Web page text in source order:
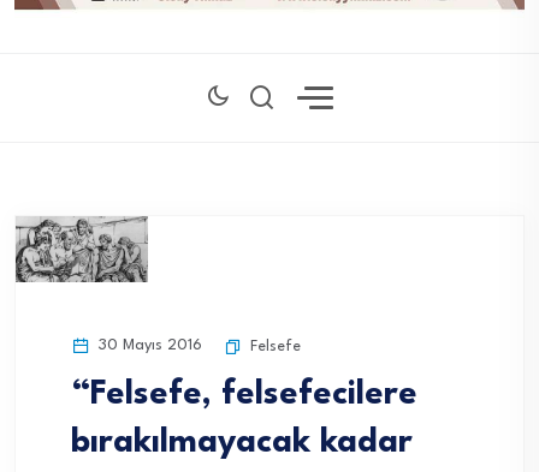
30 Mayıs 2016 Felsefe
“Felsefe, felsefecilere
bırakılmayacak kadar